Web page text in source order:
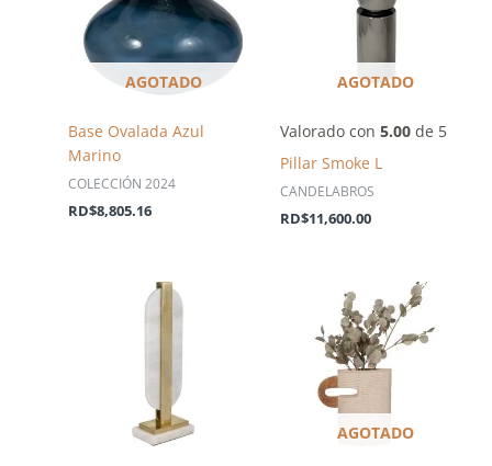
AGOTADO
Base Ovalada Azul
Marino
COLECCIÓN 2024
RD$8,805.16
AGOTADO
Valorado con 5.00 de 5
Pillar Smoke L
CANDELABROS
RD$11,600.00
AGOTADO